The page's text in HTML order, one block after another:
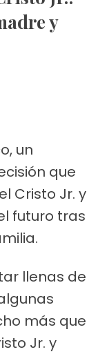
y
un
que
Cristo Jr. y
futuro tras
llenas de
más que
Jr. y